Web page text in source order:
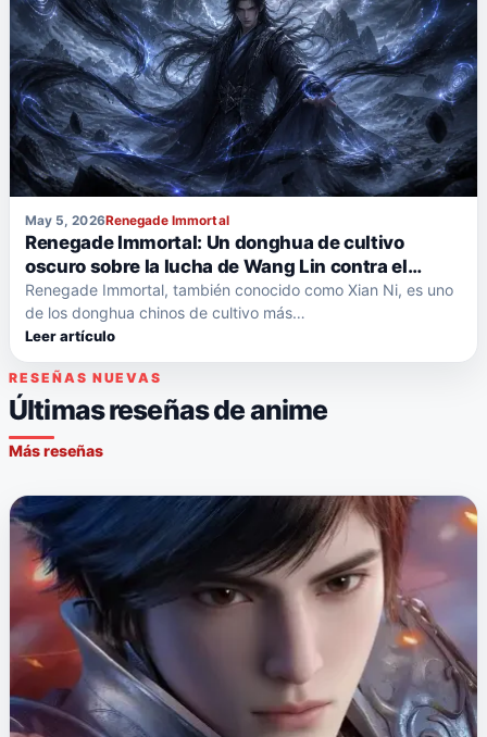
May 5, 2026Renegade Immortal
Renegade Immortal: Un donghua de cultivo
oscuro sobre la lucha de Wang Lin contra el
destino.
Renegade Immortal, también conocido como Xian Ni, es uno
de los donghua chinos de cultivo más…
Leer artículo
RESEÑAS NUEVAS
Últimas reseñas de anime
Más reseñas